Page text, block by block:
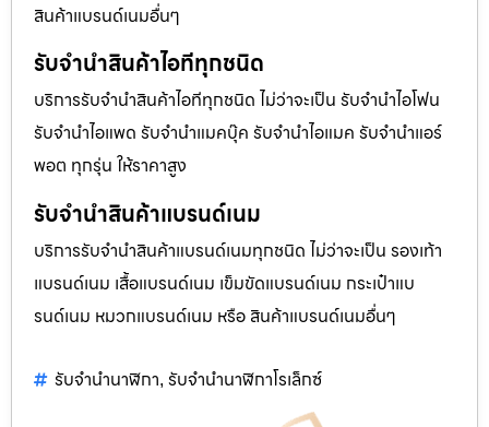
สินค้าแบรนด์เนมอื่นๆ
รับจำนำสินค้าไอทีทุกชนิด
บริการรับจำนำสินค้าไอทีทุกชนิด ไม่ว่าจะเป็น รับจำนำไอโฟน
รับจำนำไอแพด รับจำนำแมคบุ๊ค รับจำนำไอแมค รับจำนำแอร์
พอต ทุกรุ่น ให้ราคาสูง
รับจำนำสินค้าแบรนด์เนม
บริการรับจำนำสินค้าแบรนด์เนมทุกชนิด ไม่ว่าจะเป็น รองเท้า
แบรนด์เนม เสื้อแบรนด์เนม เข็มขัดแบรนด์เนม กระเป๋าแบ
รนด์เนม หมวกแบรนด์เนม หรือ สินค้าแบรนด์เนมอื่นๆ
รับจำนำนาฬิกา, รับจำนำนาฬิกาโรเล็กซ์